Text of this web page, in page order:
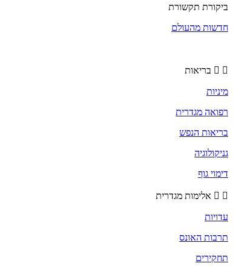
ביקורת תקשורת
חדשות מהעולם
בריאות
מיניות
רפואה מגדרית
בריאות הנפש
גניקולוגיה
דימוי גוף
אלימות מגדרית
עדויות
תרבות האונס
תחקירים